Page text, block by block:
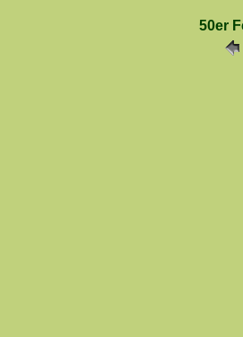
50er